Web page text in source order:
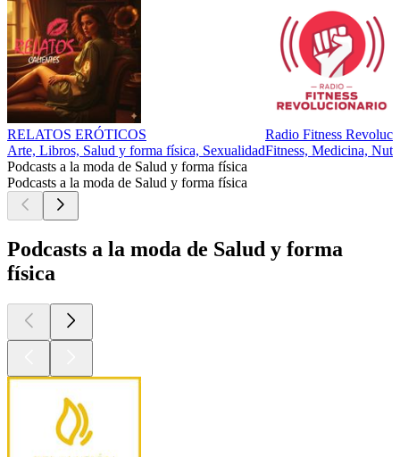
RELATOS ERÓTICOS
Arte, Libros, Salud y forma física, Sexualidad
Radio Fitness
Fitness, Medicina,
Podcasts a la moda de Salud y forma física
Podcasts a la moda de Salud y forma física
Podcasts a la moda de Salud y forma
física